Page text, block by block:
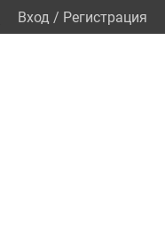
Вход / Регистрация